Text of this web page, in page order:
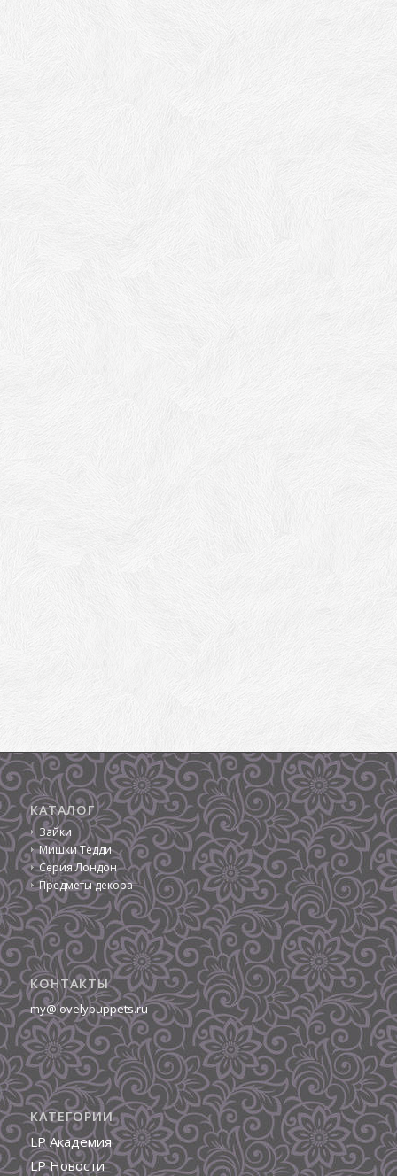
КАТАЛОГ
Зайки
Мишки Тедди
Серия Лондон
Предметы декора
КОНТАКТЫ
my@lovelypuppets.ru
КАТЕГОРИИ
LP Академия
LP Новости